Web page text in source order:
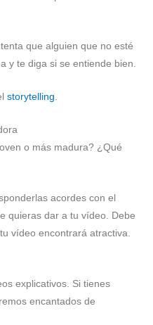
que alguien que no esté
y te diga si se entiende bien.
storytelling.
o más madura? ¿Qué
acordes con el
quieras dar a tu vídeo. Debe
vídeo encontrará atractiva.
explicativos. Si tienes
encantados de